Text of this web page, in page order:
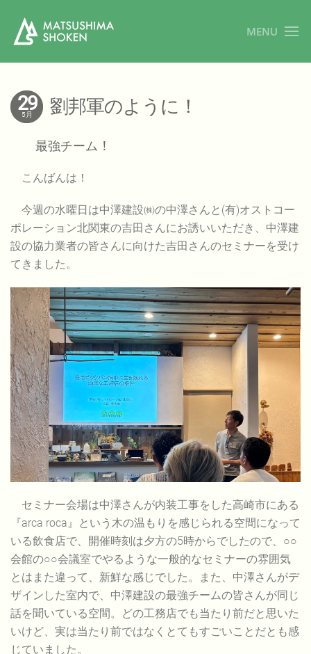
MENU
29
5月 劉邦軍のように！
最強チーム ！
こんばんは！
今週の水曜日は中澤建設㈱の中澤さんと(有)オストコー
ポレーション北関東の吉田さんにお誘いいただき、中澤建
設の協力業者の皆さんに向けた吉田さんのセミナーを受け
てきました。
セミナー会場は中澤さんが内装工事をした高崎市にある
『arca roca』という木の温もりを感じられる空間になって
いる飲食店で、開催時刻は夕方の5時からでしたので、○○
会館の○○会議室でやるような一般的なセミナーの雰囲気
とはまた違って、新鮮な感じでした。また、中澤さんがデ
ザインした室内で、中澤建設の最強チームの皆さんが同じ
話を聞いている空間。どの工務店でも当たり前だと思いた
いけど、実は当たり前ではなくとてもすごいことだとも感
じていました。